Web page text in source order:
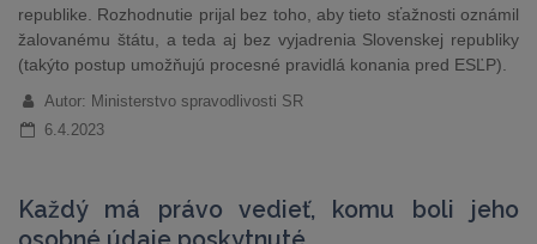
republike. Rozhodnutie prijal bez toho, aby tieto sťažnosti oznámil
žalovanému štátu, a teda aj bez vyjadrenia Slovenskej republiky
(takýto postup umožňujú procesné pravidlá konania pred ESĽP).
Autor: Ministerstvo spravodlivosti SR
6.4.2023
Každý má právo vedieť, komu boli jeho